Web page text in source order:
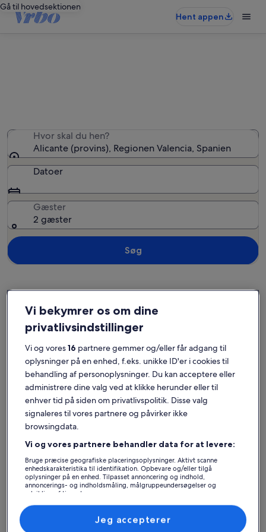
Gå til hovedsektionen
Hent appen
Hvor skal du hen?
Alicante (provins), Regionen Valencia, Spanien
Datoer
Gæster
2 gæster
Søg
Regionen Valencia Villaer i Alicante
Benidorm
Benidorm
Benidorm Alicante
Udforsk villaer i Alicante
Flere oplysninger om Fantastisk havudsigt villa med stor
Flere
Vi bekymrer os om dine
privatlivsindstillinger
Vi og vores16 partnere gemmer og/eller får adgang til
oplysninger på en enhed, f.eks. unikke ID'er i cookies til
behandling af personoplysninger. Du kan acceptere eller
administrere dine valg ved at klikke herunder eller til
enhver tid på siden om privatlivspolitik. Disse valg
signaleres til vores partnere og påvirker ikke
browsingdata.
Vi og vores partnere behandler data for at levere:
Bruge præcise geografiske placeringsoplysninger. Aktivt scanne
enhedskarakteristika til identifikation. Opbevare og/eller tilgå
oplysninger på en enhed. Tilpasset annoncering og indhold,
annoncerings- og indholdsmåling, målgruppeundersøgelser og
udvikling af tjenester.
Liste over partnere (leverandører)
Jeg accepterer